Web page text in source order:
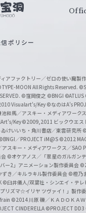
ポリシー
アファクトリー／ゼロの使い魔製
MOON All Rights Reserved.
©窪岡俊之 ©BNGI ©ATLUS
Visualart's/Key ©なのはA's
和馬／アスキー・メディアワーク
Key©2009,2011 ビックウエス
けいいち・角川書店／東雲研究所
／PROJECT iM@S ©2012
スキー・メディアワークス／SAO
©オケアノス／「翠星のガルガン
ー2」アニメーション製作委員会
き／キルラキル製作委員会 ©橙乃
©臼井儀人/双葉社・シンエイ・テ
リズマ☆イリヤ ツヴァイ！」製作
©2014 川原 礫／ＫＡＤＯＫＡ
CINDERELLA ©PROJECT DD3